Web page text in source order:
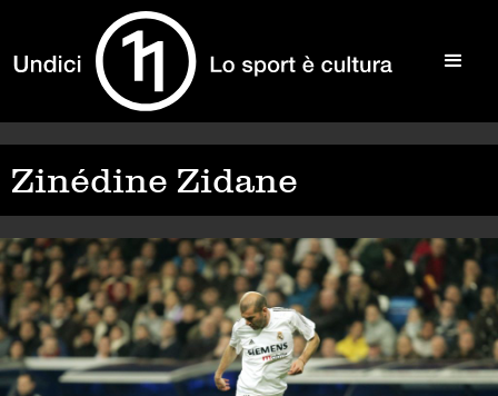
Zinédine Zidane